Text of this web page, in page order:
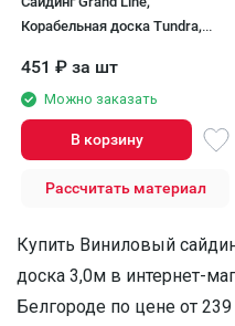
Корабельная доска Tundra,
451 ₽ за шт
Можно заказать
В корзину
Рассчитать материал
Купить Виниловый
доска 3,0м в интернет-
Белгороде по цене от